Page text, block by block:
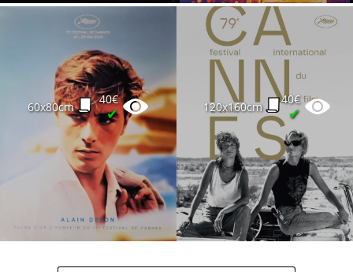
60x80cm
40€
✔ 120x160cm
40€
✔